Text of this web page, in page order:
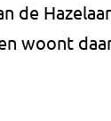
de
woont